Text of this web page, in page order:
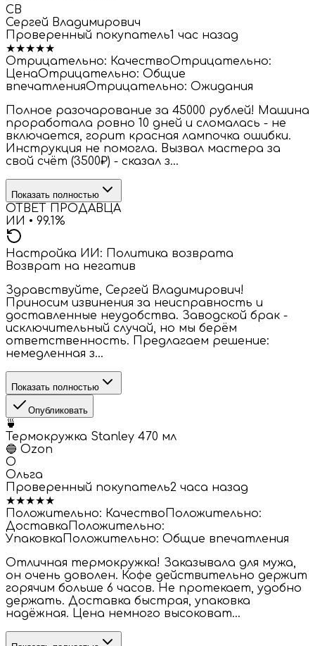
СВ
Сергей Владимирович
Проверенный покупатель1 час назад
★★★★★
Отрицательно: КачествоОтрицательно:
ЦенаОтрицательно: Общие
впечатленияОтрицательно: Ожидания
Полное разочарование за 45000 рублей! Машина
проработала ровно 10 дней и сломалась - не
включается, горит красная лампочка ошибки.
Инструкция не помогла. Вызвал мастера за
свой счёт (3500₽) - сказал з...
Показать полностью
ОТВЕТ ПРОДАВЦА
ИИ • 99.1%
Настройка ИИ: Политика возврата
Возврат на негатив
Здравствуйте, Сергей Владимирович!
Приносим извинения за неисправность и
доставленные неудобства. Заводской брак -
исключительный случай, но мы берём
ответственность. Предлагаем решение:
немедленная з...
Показать полностью
Опубликовать
🍵
Термокружка Stanley 470 мл
🔵 Ozon
О
Ольга
Проверенный покупатель2 часа назад
★★★★★
Положительно: КачествоПоложительно:
ДоставкаПоложительно:
УпаковкаПоложительно: Общие впечатления
Отличная термокружка! Заказывала для мужа,
он очень доволен. Кофе действительно держит
горячим больше 6 часов. Не протекает, удобно
держать. Доставка быстрая, упаковка
надёжная. Цена немного высоковат...